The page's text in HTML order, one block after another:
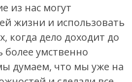
из нас могут
жизни и использовать
когда дело доходит до
более умственно
думаем, что мы уже на